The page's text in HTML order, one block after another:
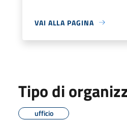
VAI ALLA PAGINA
Tipo di
ufficio